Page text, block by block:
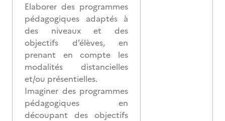
Elaborer des programmes
pédagogiques adaptés à
des niveaux et des
objectifs d’élèves, en
prenant en compte les
modalités distancielles
et/ou présentielles.
Imaginer des programmes
pédagogiques en
découpant des objectifs